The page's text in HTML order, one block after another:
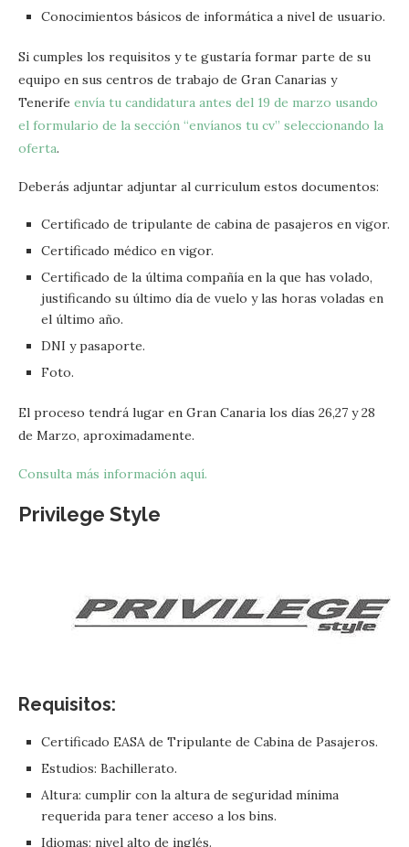
Conocimientos básicos de informática a nivel de usuario.
Si cumples los requisitos y te gustaría formar parte de su
equipo en sus centros de trabajo de Gran Canarias y
Tenerife envía tu candidatura antes del 19 de marzo usando
el formulario de la sección “envíanos tu cv” seleccionando la
oferta.
Deberás adjuntar adjuntar al curriculum estos documentos:
Certificado de tripulante de cabina de pasajeros en vigor.
Certificado médico en vigor.
Certificado de la última compañía en la que has volado,
justificando su último día de vuelo y las horas voladas en
el último año.
DNI y pasaporte.
Foto.
El proceso tendrá lugar en Gran Canaria los días 26,27 y 28
de Marzo, aproximadamente.
Consulta más información aquí.
Privilege Style
Requisitos:
Certificado EASA de Tripulante de Cabina de Pasajeros.
Estudios: Bachillerato.
Altura: cumplir con la altura de seguridad mínima
requerida para tener acceso a los bins.
Idiomas: nivel alto de inglés.